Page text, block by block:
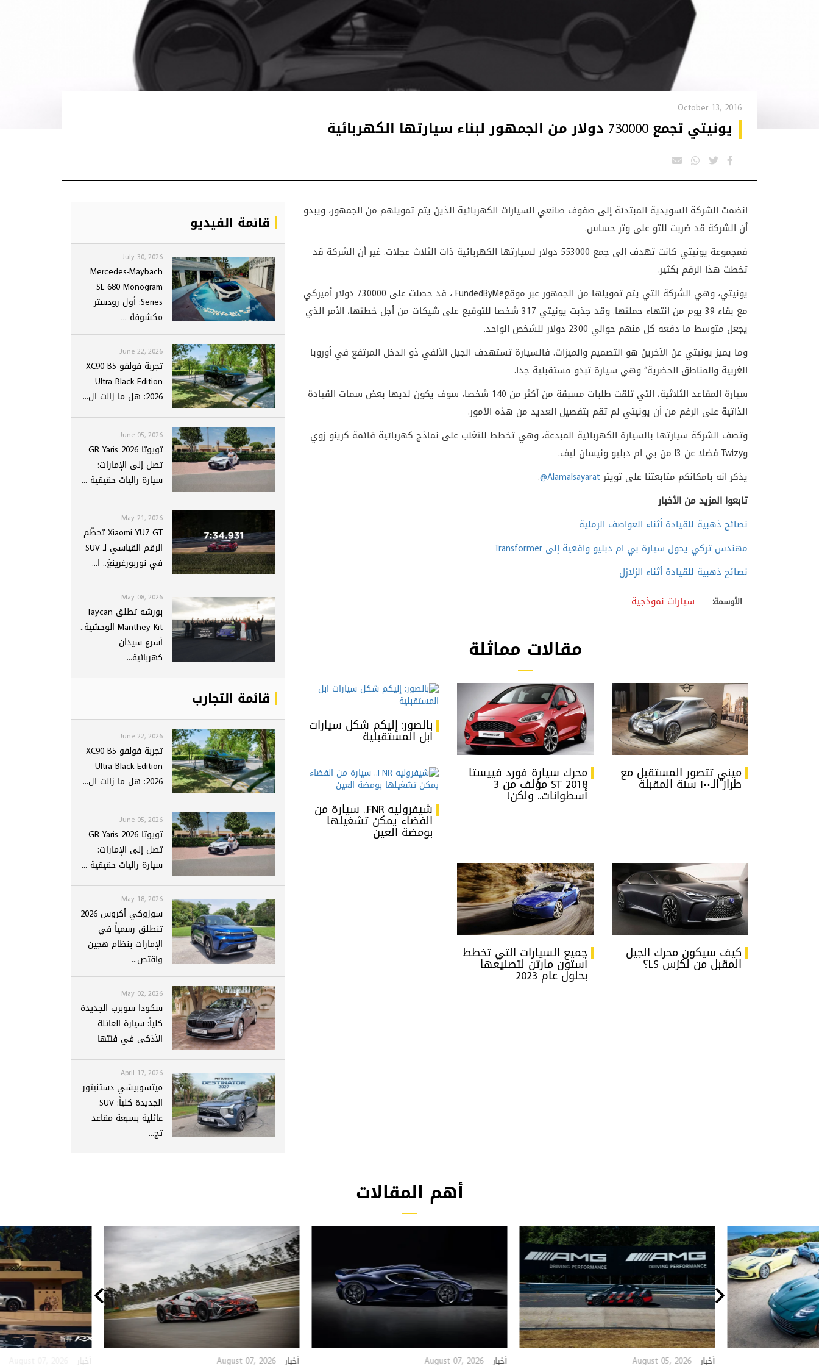
October 13, 2016
يونيتي تجمع 730000 دولار من الجمهور لبناء سيارتها الكهربائية
انضمت الشركة السويدية المبتدئة إلى صفوف صانعي السيارات الكهربائية الذين يتم تمويلهم من الجمهور، ويبدو
أن الشركة قد ضربت للتو على وتر حساس.
فمجموعة يونيتي كانت تهدف إلى جمع 553000 دولار لسيارتها الكهربائية ذات الثلاث عجلات. غير أن الشركة قد
تخطت هذا الرقم بكثير.
يونيتي، وهي الشركة التي يتم تمويلها من الجمهور عبر موقعFundedByMe
، قد حصلت على 730000 دولار أميركي
مع بقاء 39 يوم من إنتهاء حملتها. وقد جذبت يونيتي 317 شخصا للتوقيع على شيكات من أجل خطتها، الأمر الذي
يجعل متوسط ما دفعه كل منهم حوالي 2300 دولار للشخص الواحد
.
وما يميز يونيتي عن الآخرين هو التصميم والميزات. فالسيارة تستهدف الجيل الألفي ذو الدخل المرتفع في أوروبا
الغربية والمناطق الحضرية” وهي سيارة تبدو مستقبلية جدا.
سيارة المقاعد الثلاثية، التي تلقت طلبات مسبقة من أكثر من 140 شخصا، سوف يكون لديها بعض سمات القيادة
الذاتية على الرغم من أن يونيتي لم تقم بتفصيل العديد من هذه الأمور.
وتصف الشركة سيارتها بالسيارة الكهربائية المبدعة، وهي تخطط للتغلب على نماذج كهربائية قائمة كرينو زوي
وTwizy فضلا عن I3 من بي ام دبليو ونيسان ليف.
يذكر انه بامكانكم متابعتنا على تويتر@Alamalsayarat
.
تابعوا المزيد من الأخبار
نصائح ذهبية للقيادة أثناء العواصف الرملية
مهندس تركي يحول سيارة بي ام دبليو واقعية إلى Transformer
نصائح ذهبية للقيادة أثناء الزلازل
الأوسمة: سيارات نموذجية
مقالات مماثلة
ميني تتصور المستقبل مع
طراز الـ١٠٠ سنة المقبلة
محرك سيارة فورد فييستا
ST 2018 مؤلف من 3
أسطوانات.. ولكن!
بالصور: إليكم شكل سيارات
ابل المستقبلية
شيفروليه FNR.. سيارة من
الفضاء يمكن تشغيلها
بومضة العين
كيف سيكون محرك الجيل
المقبل من لكزس LS؟
جميع السيارات التي تخطط
أستون مارتن لتصنيعها
بحلول عام 2023
قائمة الفيديو
July 30, 2026
Mercedes-Maybach
SL 680 Monogram
Series: أول رودستر
مكشوفة ...
June 22, 2026
تجربة فولفو XC90 B5
Ultra Black Edition
2026: هل ما زالت ال...
June 05, 2026
تويوتا GR Yaris 2026
تصل إلى الإمارات:
سيارة راليات حقيقية ...
May 21, 2026
Xiaomi YU7 GT تحطّم
الرقم القياسي لـ SUV
في نوربورغرينغ.. ا...
May 08, 2026
بورشه تطلق Taycan
Manthey Kit الوحشية..
أسرع سيدان
كهربائية...
قائمة التجارب
June 22, 2026
تجربة فولفو XC90 B5
Ultra Black Edition
2026: هل ما زالت ال...
June 05, 2026
تويوتا GR Yaris 2026
تصل إلى الإمارات:
سيارة راليات حقيقية ...
May 18, 2026
سوزوكي أكروس 2026
تنطلق رسمياً في
الإمارات بنظام هجين
واقتص...
May 02, 2026
سكودا سوبرب الجديدة
كلياً: سيارة العائلة
الأذكى في فئتها
April 17, 2026
ميتسوبيشي دستنيتور
الجديدة كلياً: SUV
عائلية بسبعة مقاعد
تج...
أهم المقالات
أخبار August 05, 2026 أخبار August 07, 2026 أخبار August 07, 2026 أخبار